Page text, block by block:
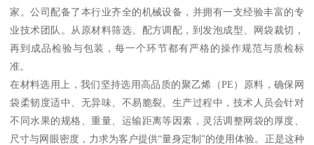
家。公司配备了本行业齐全的机械设备，并拥有一支经验丰富的专
业技术团队。从原材料筛选、配方调配，到发泡成型、网袋裁切，
再到成品检验与包装，每一个环节都有严格的操作规范与质检标
准。
在材料选用上，我们坚持选用高品质的聚乙烯（PE）原料，确保网
袋柔韧度适中、无异味、不易脆裂。生产过程中，技术人员会针对
不同水果的规格、重量、运输距离等因素，灵活调整网袋的厚度、
尺寸与网眼密度，力求为客户提供“量身定制”的使用体验。正是这种